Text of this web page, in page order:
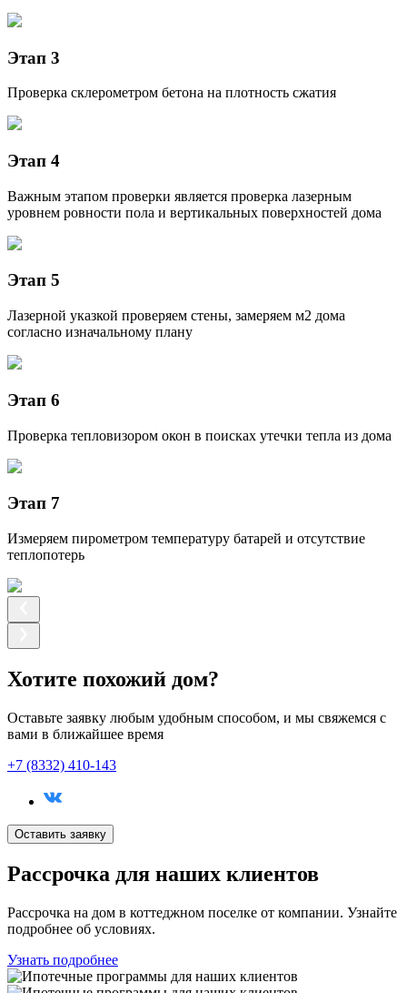
Этап 3
Проверка склерометром бетона на плотность сжатия
Этап 4
Важным этапом проверки является проверка лазерным
уровнем ровности пола и вертикальных поверхностей дома
Этап 5
Лазерной указкой проверяем стены, замеряем м2 дома
согласно изначальному плану
Этап 6
Проверка тепловизором окон в поисках утечки тепла из дома
Этап 7
Измеряем пирометром температуру батарей и отсутствие
теплопотерь
Хотите похожий дом?
Оставьте заявку любым удобным способом, и мы свяжемся с
вами в ближайшее время
+7 (8332) 410-143
Оставить заявку
Рассрочка для наших клиентов
Рассрочка на дом в коттеджном поселке от компании. Узнайте
подробнее об условиях.
Узнать подробнее